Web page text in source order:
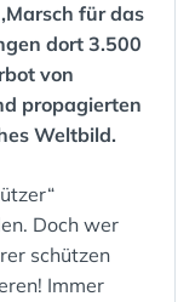
für das
dort 3.500
von
propagierten
Weltbild.
Doch wer
schützen
Immer